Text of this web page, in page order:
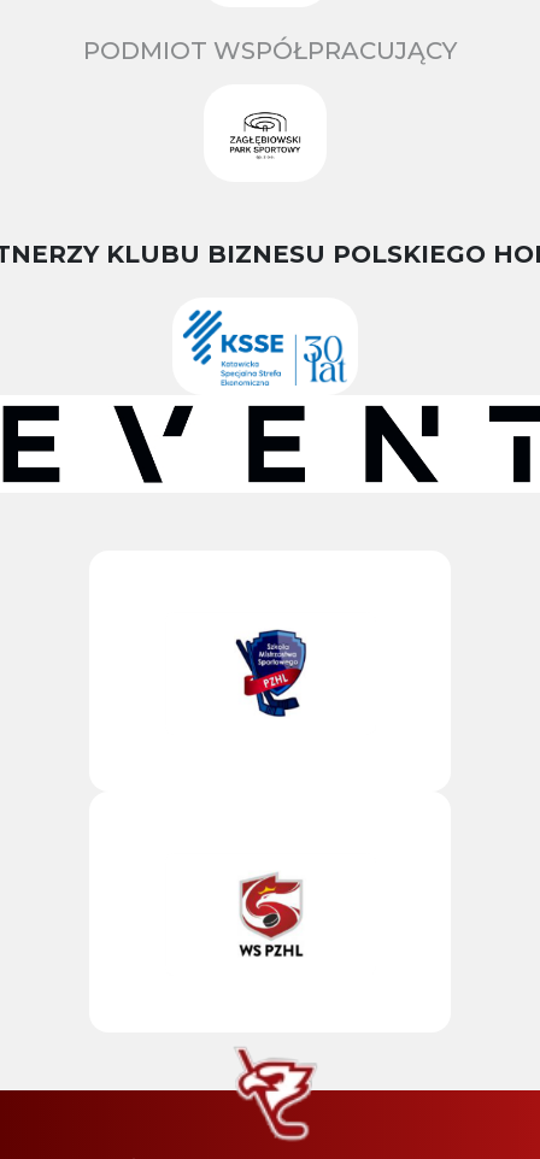
PODMIOT WSPÓŁPRACUJĄCY
KLUBU BIZNESU POLSKIEGO